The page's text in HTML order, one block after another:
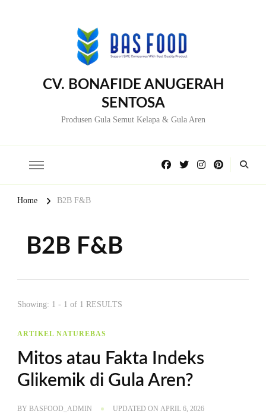
CV. BONAFIDE ANUGERAH
SENTOSA
Produsen Gula Semut Kelapa & Gula Aren
Home B2B F&B
B2B F&B
Showing: 1 - 1 of 1 RESULTS
ARTIKEL NATUREBAS
Mitos atau Fakta Indeks
Glikemik di Gula Aren?
BY BASFOOD_ADMIN UPDATED ON APRIL 6, 2026